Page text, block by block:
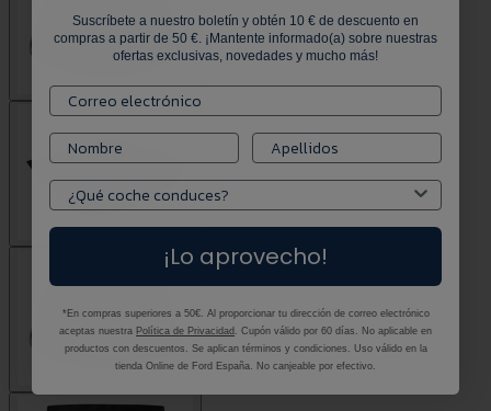
Suscríbete a nuestro boletín y obtén 10 € de descuento en
compras a partir de 50 €. ¡Mantente informado(a) sobre nuestras
ofertas exclusivas, novedades y mucho más!
¡Lo aprovecho!
*En compras superiores a 50€. Al proporcionar tu dirección de correo electrónico
aceptas nuestra Política de Privacidad . Cupón válido por 60 días. No aplicable en
productos con descuentos. Se aplican términos y condiciones. Uso válido en la
tienda Online de Ford España. No canjeable por efectivo.